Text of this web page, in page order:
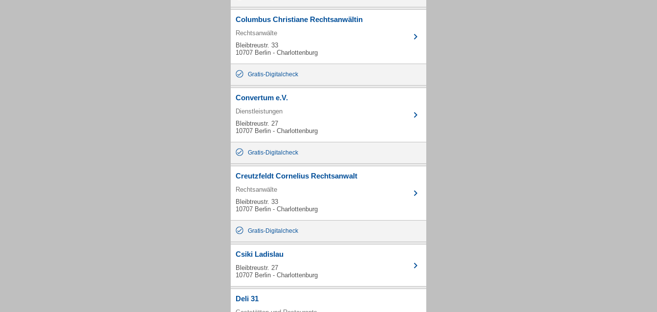
Columbus Christiane Rechtsanwältin
Rechtsanwälte
Bleibtreustr. 33
10707 Berlin - Charlottenburg
Gratis-Digitalcheck
Convertum e.V.
Dienstleistungen
Bleibtreustr. 27
10707 Berlin - Charlottenburg
Gratis-Digitalcheck
Creutzfeldt Cornelius Rechtsanwalt
Rechtsanwälte
Bleibtreustr. 33
10707 Berlin - Charlottenburg
Gratis-Digitalcheck
Csiki Ladislau
Bleibtreustr. 27
10707 Berlin - Charlottenburg
Deli 31